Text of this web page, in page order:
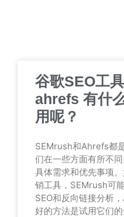
谷歌SEO工
ahrefs 有什
用呢？
SEMrush和Ahrefs都
们在一些方面有所不
具体需求和优先事项
销工具，SEMrush可
SEO和反向链接分析
好的方法是试用它们